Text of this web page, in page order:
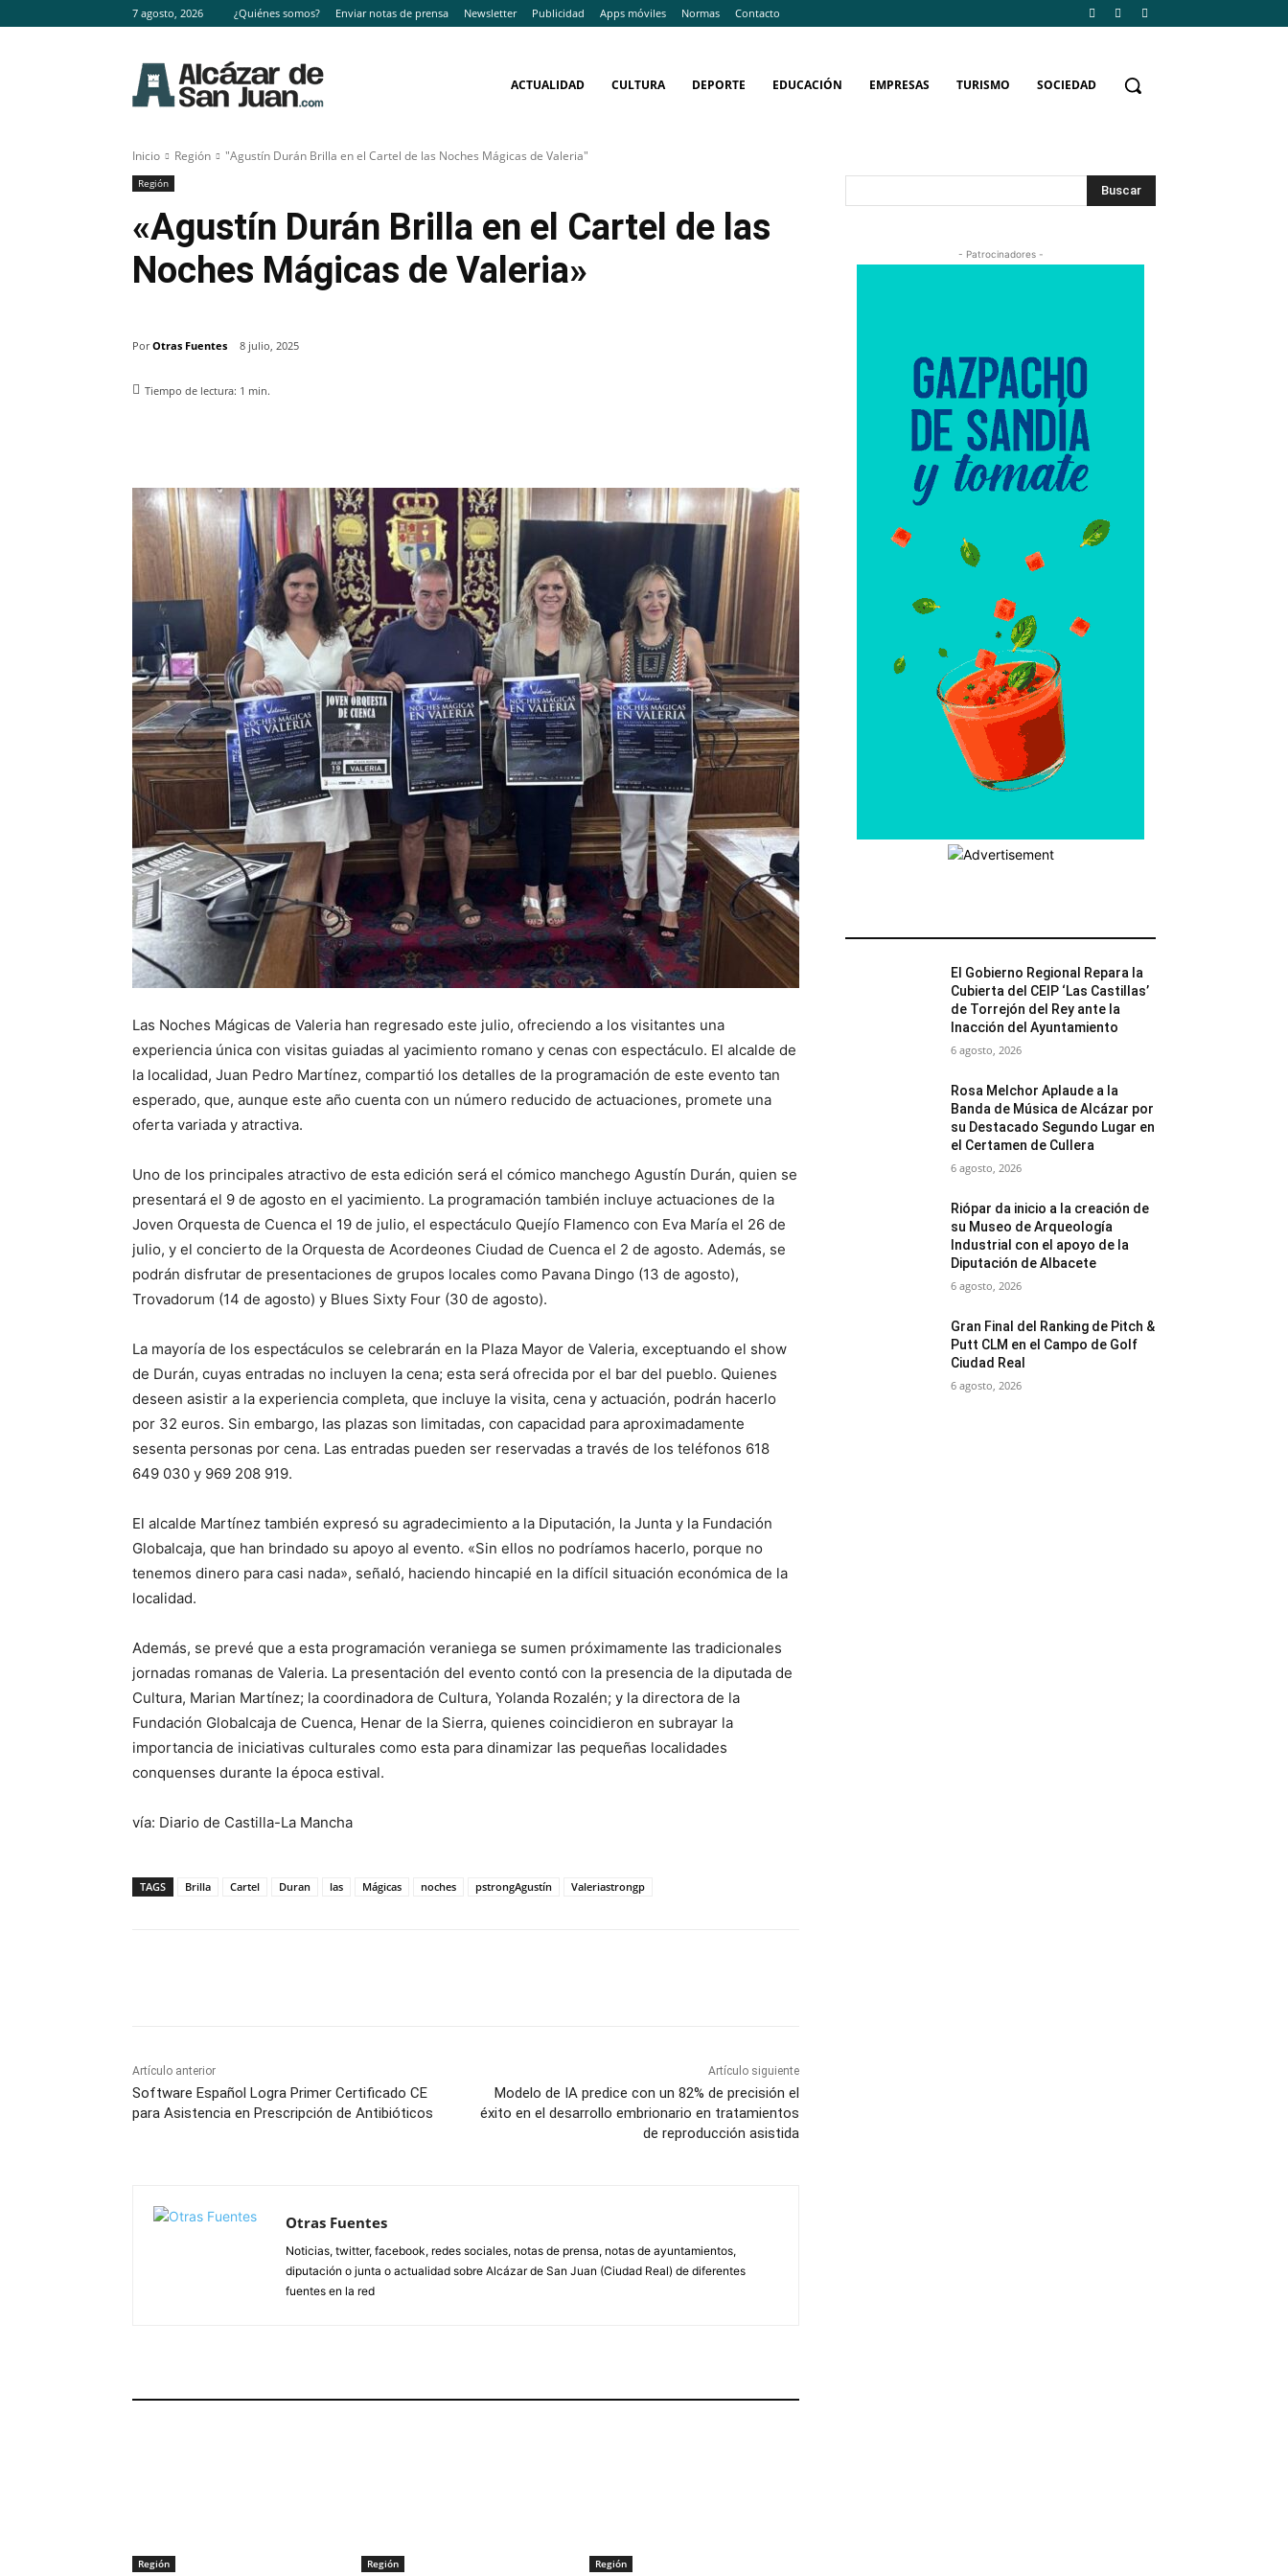
7 agosto, 2026 ¿Quiénes somos? Enviar notas de prensa Newsletter Publicidad Apps móviles Normas Contacto
ACTUALIDAD CULTURA DEPORTE EDUCACIÓN EMPRESAS TURISMO SOCIEDAD
Inicio Región "Agustín Durán Brilla en el Cartel de las Noches Mágicas de Valeria"
Región
«Agustín Durán Brilla en el Cartel de las
Noches Mágicas de Valeria»
Por Otras Fuentes 8 julio, 2025
Tiempo de lectura: 1 min.
Las Noches Mágicas de Valeria han regresado este julio, ofreciendo a los visitantes una
experiencia única con visitas guiadas al yacimiento romano y cenas con espectáculo. El alcalde de
la localidad, Juan Pedro Martínez, compartió los detalles de la programación de este evento tan
esperado, que, aunque este año cuenta con un número reducido de actuaciones, promete una
oferta variada y atractiva.
Uno de los principales atractivo de esta edición será el cómico manchego Agustín Durán, quien se
presentará el 9 de agosto en el yacimiento. La programación también incluye actuaciones de la
Joven Orquesta de Cuenca el 19 de julio, el espectáculo Quejío Flamenco con Eva María el 26 de
julio, y el concierto de la Orquesta de Acordeones Ciudad de Cuenca el 2 de agosto. Además, se
podrán disfrutar de presentaciones de grupos locales como Pavana Dingo (13 de agosto),
Trovadorum (14 de agosto) y Blues Sixty Four (30 de agosto).
La mayoría de los espectáculos se celebrarán en la Plaza Mayor de Valeria, exceptuando el show
de Durán, cuyas entradas no incluyen la cena; esta será ofrecida por el bar del pueblo. Quienes
deseen asistir a la experiencia completa, que incluye la visita, cena y actuación, podrán hacerlo
por 32 euros. Sin embargo, las plazas son limitadas, con capacidad para aproximadamente
sesenta personas por cena. Las entradas pueden ser reservadas a través de los teléfonos 618
649 030 y 969 208 919.
El alcalde Martínez también expresó su agradecimiento a la Diputación, la Junta y la Fundación
Globalcaja, que han brindado su apoyo al evento. «Sin ellos no podríamos hacerlo, porque no
tenemos dinero para casi nada», señaló, haciendo hincapié en la difícil situación económica de la
localidad.
Además, se prevé que a esta programación veraniega se sumen próximamente las tradicionales
jornadas romanas de Valeria. La presentación del evento contó con la presencia de la diputada de
Cultura, Marian Martínez; la coordinadora de Cultura, Yolanda Rozalén; y la directora de la
Fundación Globalcaja de Cuenca, Henar de la Sierra, quienes coincidieron en subrayar la
importancia de iniciativas culturales como esta para dinamizar las pequeñas localidades
conquenses durante la época estival.
vía: Diario de Castilla-La Mancha
TAGS Brilla Cartel Duran las Mágicas noches pstrongAgustín Valeriastrongp
Artículo anterior
Software Español Logra Primer Certificado CE
para Asistencia en Prescripción de Antibióticos
Artículo siguiente
Modelo de IA predice con un 82% de precisión el
éxito en el desarrollo embrionario en tratamientos
de reproducción asistida
Otras Fuentes
Noticias, twitter, facebook, redes sociales, notas de prensa, notas de ayuntamientos,
diputación o junta o actualidad sobre Alcázar de San Juan (Ciudad Real) de diferentes
fuentes en la red
Región Región Región
Buscar
- Patrocinadores -
El Gobierno Regional Repara la
Cubierta del CEIP ‘Las Castillas’
de Torrejón del Rey ante la
Inacción del Ayuntamiento
6 agosto, 2026
Rosa Melchor Aplaude a la
Banda de Música de Alcázar por
su Destacado Segundo Lugar en
el Certamen de Cullera
6 agosto, 2026
Riópar da inicio a la creación de
su Museo de Arqueología
Industrial con el apoyo de la
Diputación de Albacete
6 agosto, 2026
Gran Final del Ranking de Pitch &
Putt CLM en el Campo de Golf
Ciudad Real
6 agosto, 2026